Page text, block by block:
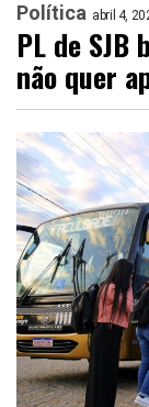
Política abril 4,
PL de SJB
não quer